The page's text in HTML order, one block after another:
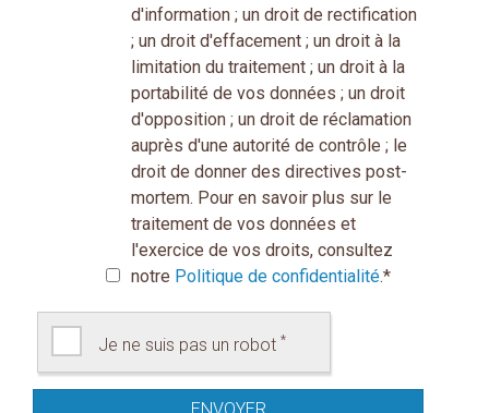
d'information ; un droit de rectification
; un droit d'effacement ; un droit à la
limitation du traitement ; un droit à la
portabilité de vos données ; un droit
d'opposition ; un droit de réclamation
auprès d'une autorité de contrôle ; le
droit de donner des directives post-
mortem. Pour en savoir plus sur le
traitement de vos données et
l'exercice de vos droits, consultez
notre Politique de confidentialité.*
Je ne suis pas un robot *